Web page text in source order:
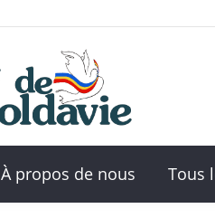
À propos de nous Tous